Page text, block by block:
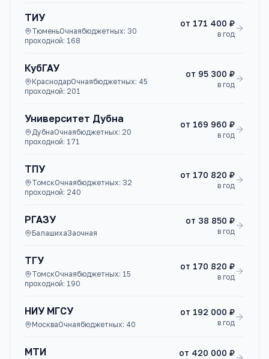
ТИУ
ТюменьОчнаябюджетных: 30
проходной: 168
от 171 400 ₽
в год
КубГАУ
КраснодарОчнаябюджетных: 45
проходной: 201
от 95 300 ₽
в год
Университет Дубна
ДубнаОчнаябюджетных: 20
проходной: 171
от 169 960 ₽
в год
ТПУ
ТомскОчнаябюджетных: 32
проходной: 240
от 170 820 ₽
в год
РГАЗУ
БалашихаЗаочная
от 38 850 ₽
в год
ТГУ
ТомскОчнаябюджетных: 15
проходной: 190
от 170 820 ₽
в год
НИУ МГСУ
МоскваОчнаябюджетных: 40
от 192 000 ₽
в год
МТИ от 420 000 ₽